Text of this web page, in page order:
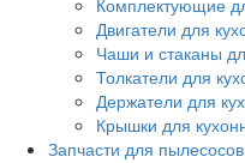
Комплектующие
Двигатели для
Чаши и стаканы
Толкатели для
Держатели для
Крышки для
Запчасти для пылесосов